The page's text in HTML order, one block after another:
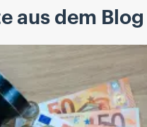
aus dem Blog